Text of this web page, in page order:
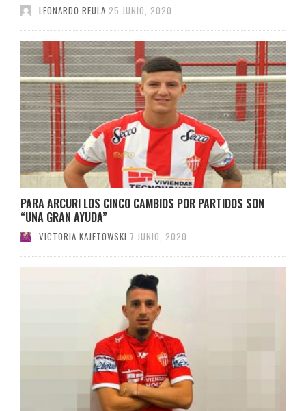
LEONARDO REULA 25 JUNIO, 2020
PARA ARCURI LOS CINCO CAMBIOS POR PARTIDOS SON
“UNA GRAN AYUDA”
VICTORIA KAJETOWSKI 7 JUNIO, 2020